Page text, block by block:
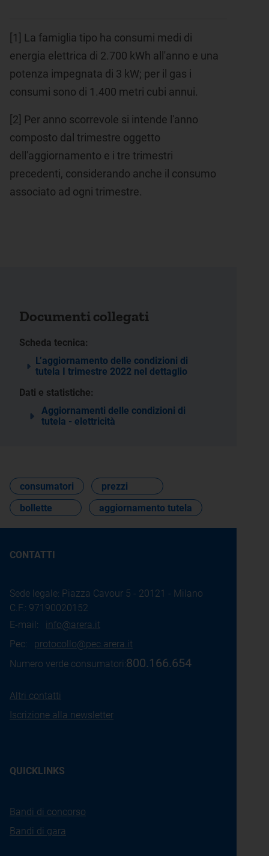
[1]
La famiglia tipo ha consumi medi di
energia elettrica di 2.700 kWh all'anno e una
potenza impegnata di 3 kW; per il gas i
consumi sono di 1.400 metri cubi annui.
[2] Per anno scorrevole si intende l'anno
composto dal trimestre oggetto
dell'aggiornamento e i tre trimestri
precedenti, considerando anche il consumo
associato ad ogni trimestre.
Documenti collegati
Scheda tecnica:
L’aggiornamento delle condizioni di
tutela I trimestre 2022 nel dettaglio
Dati e statistiche:
Aggiornamenti delle condizioni di
tutela - elettricità
consumatori
prezzi
bollette
aggiornamento tutela
CONTATTI
Sede legale: Piazza Cavour 5 - 20121 - Milano
C.F.: 97190020152
E-mail: info@arera.it
Pec: protocollo@pec.arera.it
Numero verde consumatori:800.166.654
Altri contatti
Iscrizione alla newsletter
QUICKLINKS
Bandi di concorso
Bandi di gara